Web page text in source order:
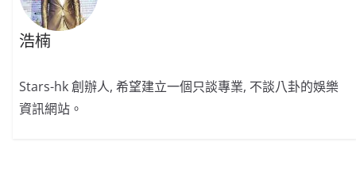
浩楠
Stars-hk 創辦人, 希望建立一個只談專業, 不談八卦的娛樂
資訊網站。